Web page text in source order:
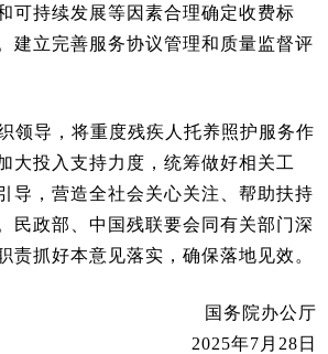
可持续发展等因素合理确定收费标
建立完善服务协议管理和质量监督评
导，将重度残疾人托养照护服务作
大投入支持力度，统筹做好相关工
导，营造全社会关心关注、帮助扶持
民政部、中国残联要会同有关部门深
责抓好本意见落实，确保落地见效。
国务院办公厅
2025年7月28日